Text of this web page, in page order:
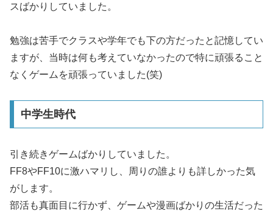
スばかりしていました。
勉強は苦手でクラスや学年でも下の方だったと記憶してい
ますが、当時は何も考えていなかったので特に頑張ること
なくゲームを頑張っていました(笑)
中学生時代
引き続きゲームばかりしていました。
FF8やFF10に激ハマリし、周りの誰よりも詳しかった気
がします。
部活も真面目に行かず、ゲームや漫画ばかりの生活だった